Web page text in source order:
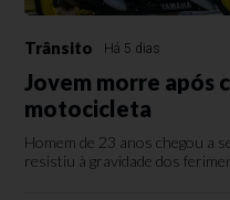
Trânsito Há 5 dias
Jovem morre após
motocicleta
Homem de 23 anos chegou a
resistiu à gravidade dos